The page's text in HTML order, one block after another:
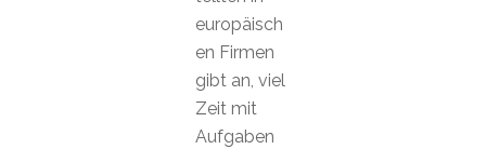
europäisch
en Firmen
gibt an, viel
Zeit mit
Aufgaben